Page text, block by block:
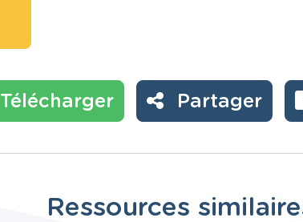
Télécharger Partager
Ressources